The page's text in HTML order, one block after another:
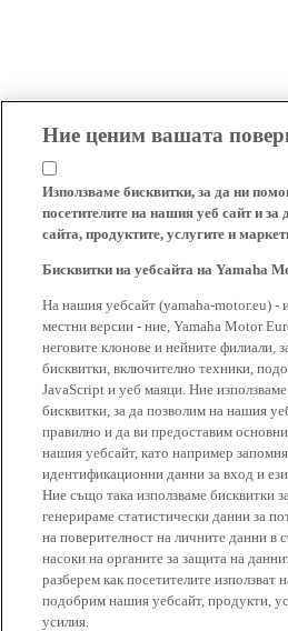
Ние ценим вашата
Използваме бисквитки, за да ни
посетителите на нашия уеб сайт и за
сайта, продуктите, услугите и
Бисквитки на уебсайта на Yamaha
На нашия уебсайт (yamaha-motor.eu) -
местни версии - ние, Yamaha Motor
неговите клонове и нейните филиали,
бисквитки, включително техники,
JavaScript и уеб маяци. Ние
бисквитки, за да позволим на нашия
правилно и да ви предоставим
нашия уебсайт, като например
идентификационни данни за вход и
Ние също така използваме бисквитки
генерираме статистически данни за
на поверителност на личните данни в
насоки на органите за защита на
разберем как посетителите използват
подобрим нашия уебсайт, продукти,
усилия.